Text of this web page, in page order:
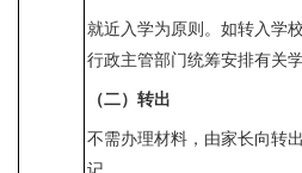
就近入学为原则。如转入学
行政主管部门统筹安排有关学
（二）转出
不需办理材料，由家长向转